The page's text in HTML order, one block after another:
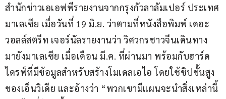
สำนักข่าวเอเอฟพีรายงานจากกรุงกัวลาลัมเปอร์ ประเทศ
มาเลเซีย เมื่อวันที่ 19 มิ.ย. ว่าตามที่หนังสือพิมพ์ เดอะ
วอลล์สตรีท เจอร์นัลรายงานว่า วิศวกรชาวจีนเดินทาง
มายังมาเลเซีย เมื่อเดือน มี.ค. ที่ผ่านมา พร้อมกับฮาร์ด
ไดรฟ์ที่มีข้อมูลสำหรับสร้างโมเดลเอไอ โดยใช้ชิปขั้นสูง
ของเอ็นวิเดีย และอ้างว่า “พวกเขามีแผนจะนำสิ่งเหล่านี้